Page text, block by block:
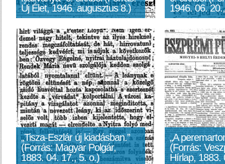
Új Élet, 1946. augusztus 8.)
1946. 06.
„Tisza-Eszlár új kiadásban.”
(Forrás: Magyar Polgár,
1883. 04. 17., 5. o.)
„A
(Forrás:
Hírlap, 1883.